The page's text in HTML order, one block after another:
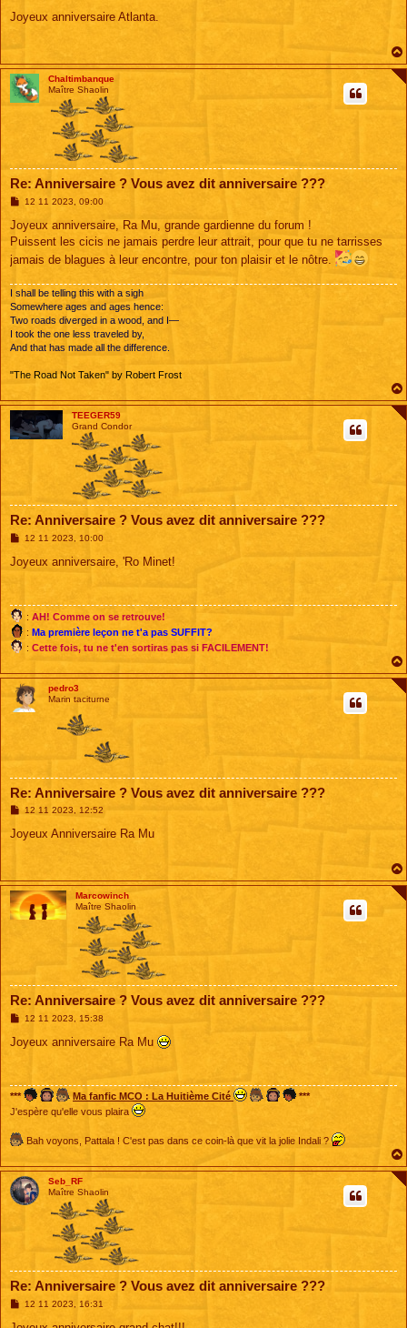
s
s
Joyeux anniversaire Atlanta.
Chaltimbanque
Maître Shaolin
Re: Anniversaire ? Vous avez dit anniversaire ???
M
s
s
a
e
12 11 2023, 09:00
Joyeux anniversaire, Ra Mu, grande gardienne du forum !
Puissent les cicis ne jamais perdre leur attrait, pour que tu ne tarrisses
jamais de blagues à leur encontre, pour ton plaisir et le nôtre.
I shall be telling this with a sigh
Somewhere ages and ages hence:
Two roads diverged in a wood, and I—
I took the one less traveled by,
And that has made all the difference.
"The Road Not Taken" by Robert Frost
TEEGER59
Grand Condor
Re: Anniversaire ? Vous avez dit anniversaire ???
M
s
s
12 11 2023, 10:00
Joyeux anniversaire, 'Ro Minet!
: AH! Comme on se retrouve!
: Ma première leçon ne t'a pas SUFFIT?
: Cette fois, tu ne t'en sortiras pas si FACILEMENT!
pedro3
Marin taciturne
Re: Anniversaire ? Vous avez dit anniversaire ???
M
s
s
12 11 2023, 12:52
Joyeux Anniversaire Ra Mu
Marcowinch
Maître Shaolin
Re: Anniversaire ? Vous avez dit anniversaire ???
M
s
s
12 11 2023, 15:38
Joyeux anniversaire Ra Mu
*** Ma fanfic MCO : La Huitième Cité
***
J'espère qu'elle vous plaira
Bah voyons, Pattala ! C'est pas dans ce coin-là que vit la jolie Indali ?
Seb_RF
Maître Shaolin
Re: Anniversaire ? Vous avez dit anniversaire ???
M
s
12 11 2023, 16:31